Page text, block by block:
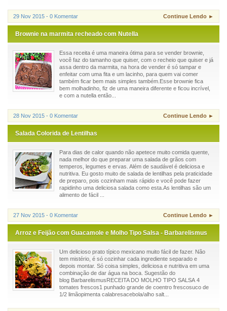
29 Nov 2015 - 0 Komentar Continue Lendo ►
Brownie na marmita recheado com Nutella
Essa receita é uma maneira ótima para se vender brownie,
você faz do tamanho que quiser, com o recheio que quiser e já
assa dentro da marmita, na hora de vender é só tampar e
enfeitar com uma fita e um lacinho, para quem vai comer
também ficar bem mais simples também.Esse brownie fica
bem molhadinho, fiz de uma maneira diferente e ficou incrível,
e com a nutella então...
28 Nov 2015 - 0 Komentar Continue Lendo ►
Salada Colorida de Lentilhas
Para dias de calor quando não apetece muito comida quente,
nada melhor do que preparar uma salada de grãos com
temperos, legumes e ervas. Além de saudável é deliciosa e
nutritiva. Eu gosto muito de salada de lentilhas pela praticidade
de preparo, pois cozinham mais rápido e você pode fazer
rapidinho uma deliciosa salada como esta.As lentilhas são um
alimento de fácil ...
27 Nov 2015 - 0 Komentar Continue Lendo ►
Arroz e Feijão com Guacamole e Molho Tipo Salsa - Barbarelismus
Um delicioso prato típico mexicano muito fácil de fazer. Não
tem mistério, é só cozinhar cada ingrediente separado e
depois montar. Só coisa simples, deliciosa e nutritiva em uma
combinação de dar água na boca. Sugestão do
blog BarbarelismusRECEITA DO MOLHO TIPO SALSA 4
tomates frescos1 punhado grande de coentro frescosuco de
1/2 limãopimenta calabresacebola/alho salt...